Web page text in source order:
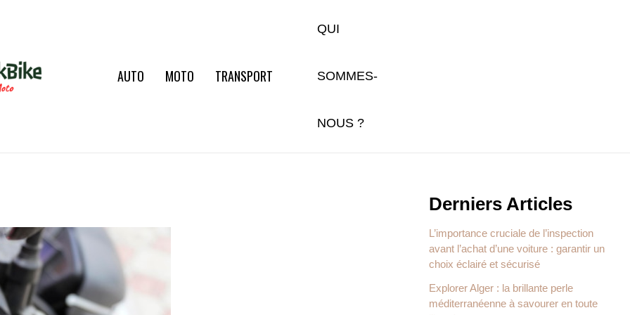
AUTO MOTO TRANSPORT
QUI
SOMMES-
NOUS ?
Derniers Articles
L’importance cruciale de l’inspection
avant l’achat d’une voiture : garantir un
choix éclairé et sécurisé
Explorer Alger : la brillante perle
méditerranéenne à savourer en toute